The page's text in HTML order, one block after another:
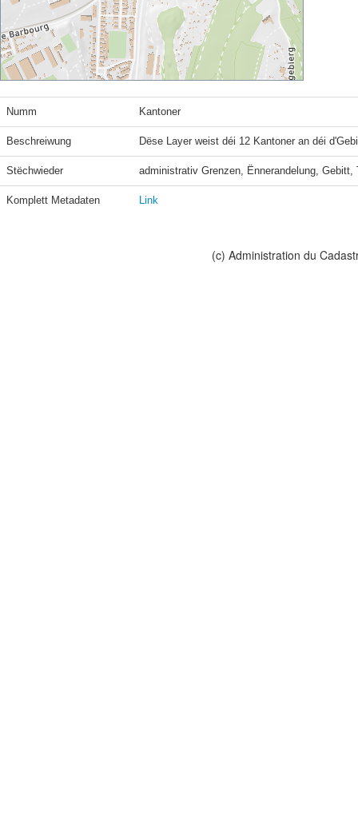
Numm Kantoner
Beschreiwung Dëse Layer weist déi 12 Kantoner an déi
Stëchwieder administrativ Grenzen, Ënnerandelung, Gebitt,
Komplett Metadaten Link
(c) Administration du